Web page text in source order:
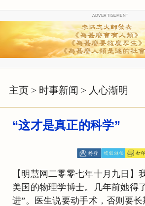
ADVERTISEMENT
主页 > 时事新闻 > 人心渐明
“这才是真正的科学”
【明慧网二零零七年十月九日】
美国的物理学博士。几年前她得
进”。医生说要动手术，否则要